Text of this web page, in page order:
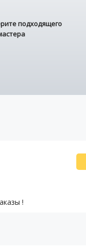
подходящего
!